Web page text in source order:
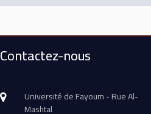
Contactez-nous
Université de Fayoum - Rue Al-
Mashtal